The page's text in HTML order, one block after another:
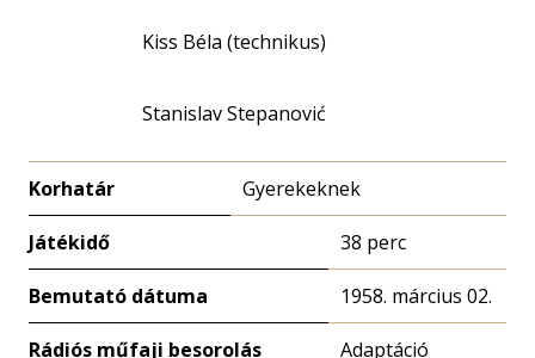
Kiss Béla (technikus)
Stanislav Stepanović
Korhatár Gyerekeknek
Játékidő 38 perc
Bemutató dátuma 1958. március 02.
Rádiós műfaji besorolás
Adaptáció